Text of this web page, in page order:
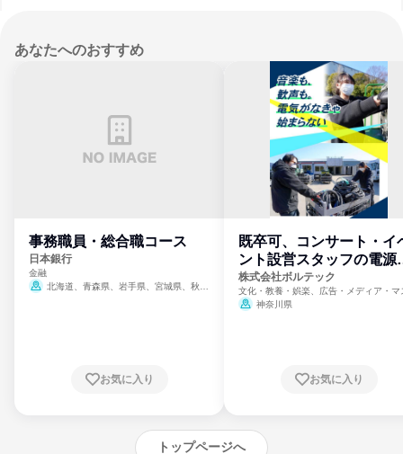
あなたへのおすすめ
事務職員・総合職コース
日本銀行
金融
北海道、青森県、岩手県、宮城県、秋田
崎県、熊本県、大分県、宮崎県、鹿児島県、
お気に入り
既卒可、コンサート・イ
ント設営スタッフの電源
門
株式会社ボルテック
文化・教養・娯楽、広告・メディア・マ
ミ、電力・ガス・水道・エネルギー
神奈川県
お気に入り
トップページへ